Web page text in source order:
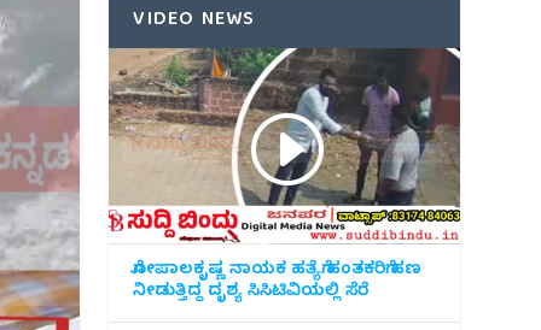
VIDEO NEWS
ಗೋಪಾಲಕೃಷ್ಣ ನಾಯಕ ಹತ್ಯೆಗೆ ಹಂತಕರಿಗೆ ಹಣ
ನೀಡುತ್ತಿದ್ದ ದೃಶ್ಯ ಸಿಸಿಟಿವಿಯಲ್ಲಿ ಸೆರೆ